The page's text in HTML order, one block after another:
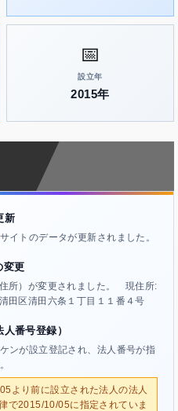
📅
設立年
2015年
新
イトのデータが更新されました。
変更
所）が変更されました。 現住所:
田区清田六条１丁目１１番４号
番号登録）
ンが設立登記され、法人番号が指
より前に設立された法人の法人
で2015/10/05に指定されていま